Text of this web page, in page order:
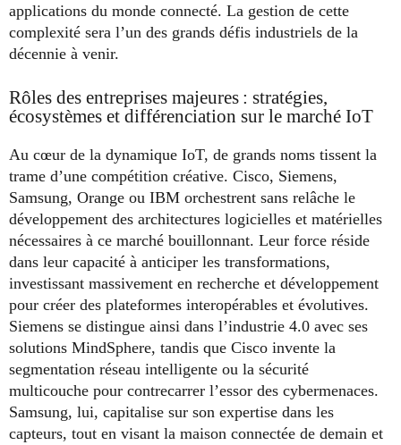
applications du monde connecté. La gestion de cette
complexité sera l’un des grands défis industriels de la
décennie à venir.
Rôles des entreprises majeures : stratégies,
écosystèmes et différenciation sur le marché IoT
Au cœur de la dynamique IoT, de grands noms tissent la
trame d’une compétition créative. Cisco, Siemens,
Samsung, Orange ou IBM orchestrent sans relâche le
développement des architectures logicielles et matérielles
nécessaires à ce marché bouillonnant. Leur force réside
dans leur capacité à anticiper les transformations,
investissant massivement en recherche et développement
pour créer des plateformes interopérables et évolutives.
Siemens se distingue ainsi dans l’industrie 4.0 avec ses
solutions MindSphere, tandis que Cisco invente la
segmentation réseau intelligente ou la sécurité
multicouche pour contrecarrer l’essor des cybermenaces.
Samsung, lui, capitalise sur son expertise dans les
capteurs, tout en visant la maison connectée de demain et